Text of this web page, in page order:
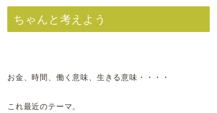
ちゃんと考えよう
お金、時間、働く意味、生きる意味・・・・
これ最近のテーマ。